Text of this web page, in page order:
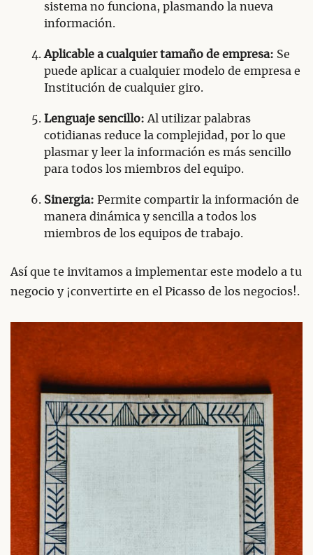
sistema no funciona, plasmando la nueva
información.
Aplicable a cualquier tamaño de empresa: Se
puede aplicar a cualquier modelo de empresa e
Institución de cualquier giro.
Lenguaje sencillo: Al utilizar palabras
cotidianas reduce la complejidad, por lo que
plasmar y leer la información es más sencillo
para todos los miembros del equipo.
Sinergia: Permite compartir la información de
manera dinámica y sencilla a todos los
miembros de los equipos de trabajo.
Así que te invitamos a implementar este modelo a tu
negocio y ¡convertirte en el Picasso de los negocios!.